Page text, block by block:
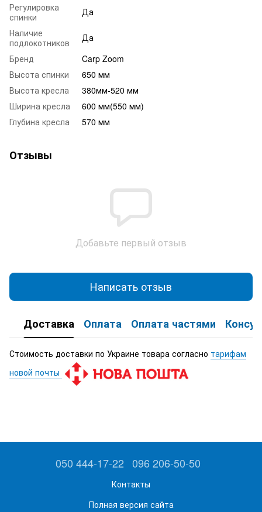
Регулировка
спинки
Да
Наличие
подлокотников
Да
Бренд
Carp Zoom
Высота спинки
650 мм
Высота кресла
380мм-520 мм
Ширина кресла
600 мм(550 мм)
Глубина кресла
570 мм
Отзывы
Добавьте первый отзыв
Написать отзыв
Доставка Оплата Оплата частями
Стоимость доставки по Украине товара согласно тарифам
новой почты
050 444-17-22 096 206-50-50
Контакты
Полная версия сайта